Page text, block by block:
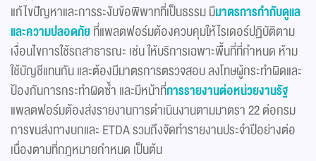
แก้ไขปัญหาและการระงับข้อพิพาทที่เป็นธรรม มีมาตรการกำกับดูแล
และความปลอดภัยที่แพลตฟอร์มต้องควบคุมให้ไรเดอร์ปฏิบัติตาม
เงื่อนไขการใช้รถสาธารณะ เช่น ให้บริการเฉพาะพื้นที่ที่กำหนด ห้าม
ใช้บัญชีแทนกัน และต้องมีมาตรการตรวจสอบ ลงโทษผู้กระทำผิดและ
ป้องกันการกระทำผิดซ้ำ และมีหน้าที่การรายงานต่อหน่วยงานรัฐ
แพลตฟอร์มต้องส่งรายงานการดำเนินงานตามมาตรา 22 ต่อกรม
การขนส่งทางบกและ ETDA รวมถึงจัดทำรายงานประจำปีอย่างต่อ
เนื่องตามที่กฎหมายกำหนด เป็นต้น